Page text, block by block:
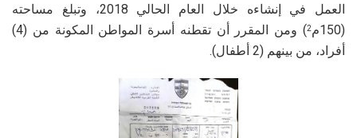
العمل في إنشاءه خلال العام الحالي 2018، وتبلغ مساحته
(150م
2
) ومن المقرر أن تقطنه أسرة المواطن المكونة من (4)
أفراد، من بينهم (2 أطفال).